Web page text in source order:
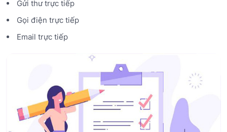
Gửi thư trực tiếp
Gọi điện trực tiếp
Email trực tiếp